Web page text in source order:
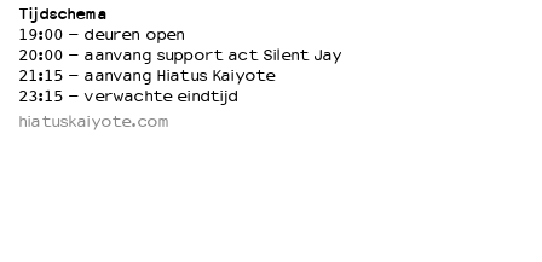
Tijdschema
19:00 – deuren open
20:00 – aanvang support act Silent Jay
21:15 – aanvang Hiatus Kaiyote
23:15 – verwachte eindtijd
hiatuskaiyote.com